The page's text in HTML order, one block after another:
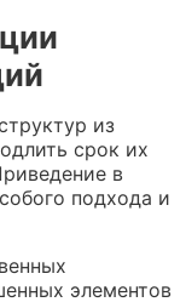
из
срок их
в
подхода и
элементов